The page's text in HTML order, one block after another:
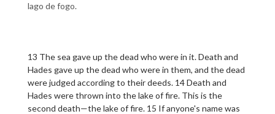
lago de fogo.
13 The sea gave up the dead who were in it. Death and
Hades gave up the dead who were in them, and the dead
were judged according to their deeds. 14 Death and
Hades were thrown into the lake of fire. This is the
second death—the lake of fire. 15 If anyone's name was